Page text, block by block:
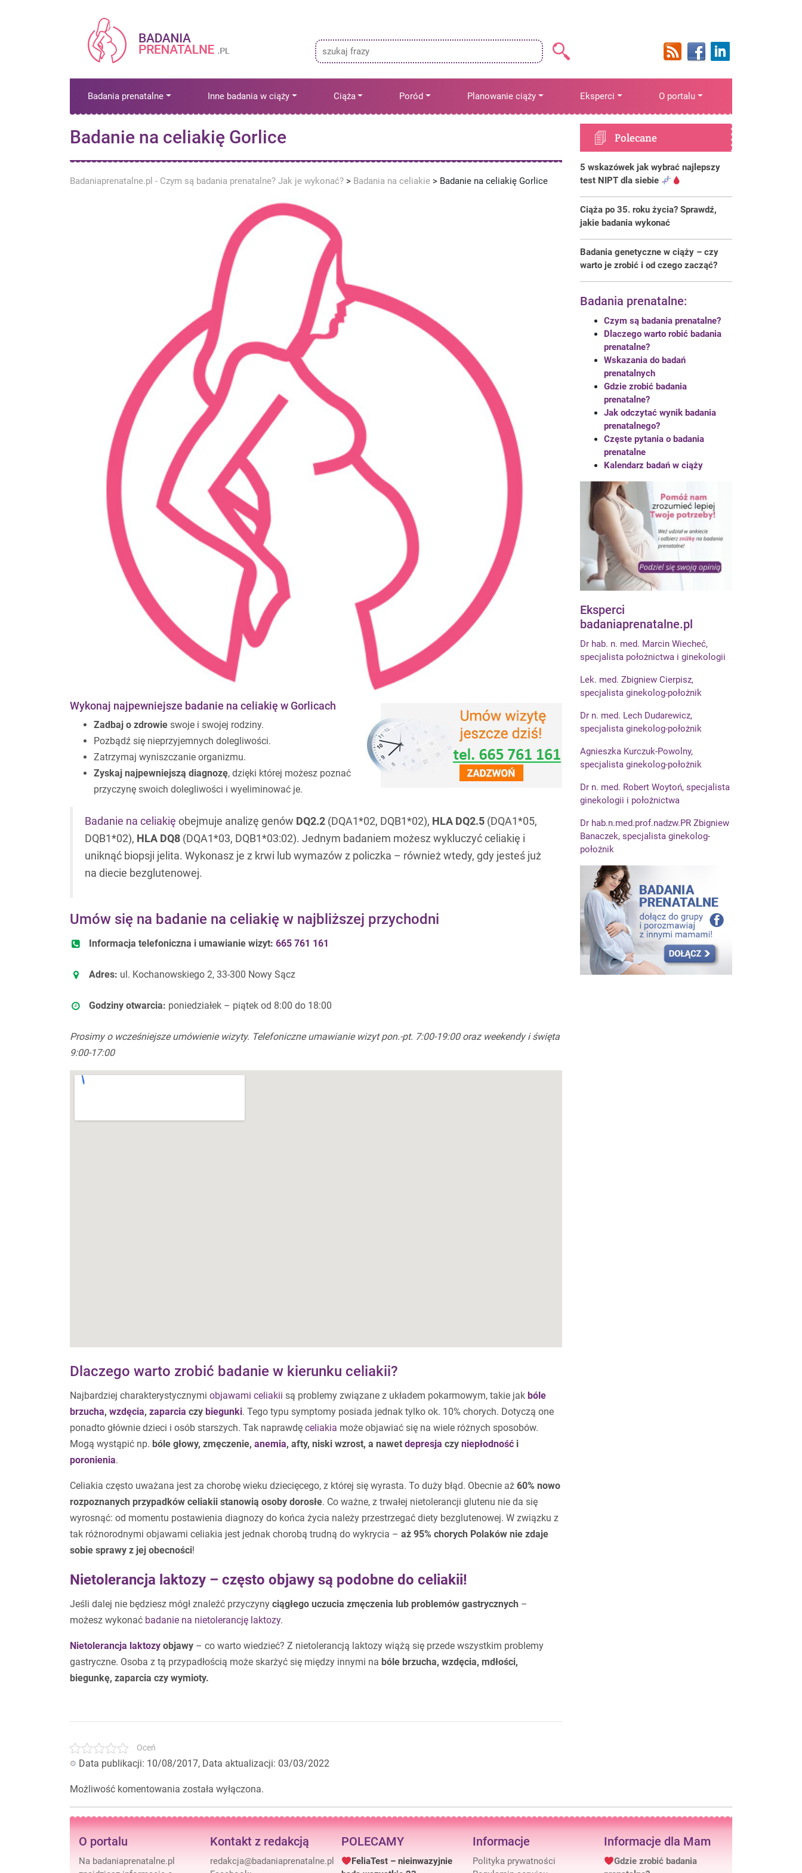
Badania prenatalne Inne badania w ciąży Ciąża Poród Planowanie ciąży Eksperci O portalu
Badanie na celiakię Gorlice
Badaniaprenatalne.pl - Czym są badania prenatalne? Jak je wykonać? > Badania na celiakie > Badanie na celiakię Gorlice
Wykonaj najpewniejsze badanie na celiakię w Gorlicach
Zadbaj o zdrowie swoje i swojej rodziny.
Pozbądź się nieprzyjemnych dolegliwości.
Zatrzymaj wyniszczanie organizmu.
Zyskaj najpewniejszą diagnozę, dzięki której możesz poznać
przyczynę swoich dolegliwości i wyeliminować je.
Badanie na celiakię obejmuje analizę genów DQ2.2 (DQA1*02, DQB1*02), HLA DQ2.5 (DQA1*05,
DQB1*02), HLA DQ8 (DQA1*03, DQB1*03:02). Jednym badaniem możesz wykluczyć celiakię i
uniknąć biopsji jelita. Wykonasz je z krwi lub wymazów z policzka – również wtedy, gdy jesteś już
na diecie bezglutenowej.
Umów się na badanie na celiakię w najbliższej przychodni
Informacja telefoniczna i umawianie wizyt: 665 761 161
Adres: ul. Kochanowskiego 2, 33-300 Nowy Sącz
Godziny otwarcia: poniedziałek – piątek od 8:00 do 18:00
Prosimy o wcześniejsze umówienie wizyty. Telefoniczne umawianie wizyt pon.-pt. 7:00-19:00 oraz weekendy i święta
9:00-17:00
Dlaczego warto zrobić badanie w kierunku celiakii?
Najbardziej charakterystycznymi objawami celiakii są problemy związane z układem pokarmowym, takie jak bóle
brzucha, wzdęcia, zaparcia czy biegunki. Tego typu symptomy posiada jednak tylko ok. 10% chorych. Dotyczą one
ponadto głównie dzieci i osób starszych. Tak naprawdę celiakia może objawiać się na wiele różnych sposobów.
Mogą wystąpić np. bóle głowy, zmęczenie, anemia, afty, niski wzrost, a nawet depresja czy niepłodność i
poronienia.
Celiakia często uważana jest za chorobę wieku dziecięcego, z której się wyrasta. To duży błąd. Obecnie aż 60% nowo
rozpoznanych przypadków celiakii stanowią osoby dorosłe. Co ważne, z trwałej nietolerancji glutenu nie da się
wyrosnąć: od momentu postawienia diagnozy do końca życia należy przestrzegać diety bezglutenowej. W związku z
tak różnorodnymi objawami celiakia jest jednak chorobą trudną do wykrycia – aż 95% chorych Polaków nie zdaje
sobie sprawy z jej obecności!
Nietolerancja laktozy – często objawy są podobne do celiakii!
Jeśli dalej nie będziesz mógł znaleźć przyczyny ciągłego uczucia zmęczenia lub problemów gastrycznych –
możesz wykonać badanie na nietolerancję laktozy.
Nietolerancja laktozy objawy – co warto wiedzieć? Z nietolerancją laktozy wiążą się przede wszystkim problemy
gastryczne. Osoba z tą przypadłością może skarżyć się między innymi na bóle brzucha, wzdęcia, mdłości,
biegunkę, zaparcia czy wymioty.
Oceń
Data publikacji: 10/08/2017, Data aktualizacji: 03/03/2022
Możliwość komentowania została wyłączona.
Polecane
5 wskazówek jak wybrać najlepszy
test NIPT dla siebie
Ciąża po 35. roku życia? Sprawdź,
jakie badania wykonać
Badania genetyczne w ciąży – czy
warto je zrobić i od czego zacząć?
Badania prenatalne:
Czym są badania prenatalne?
Dlaczego warto robić badania
prenatalne?
Wskazania do badań
prenatalnych
Gdzie zrobić badania
prenatalne?
Jak odczytać wynik badania
prenatalnego?
Częste pytania o badania
prenatalne
Kalendarz badań w ciąży
Eksperci
badaniaprenatalne.pl
Dr hab. n. med. Marcin Wiecheć,
specjalista położnictwa i ginekologii
Lek. med. Zbigniew Cierpisz,
specjalista ginekolog-położnik
Dr n. med. Lech Dudarewicz,
specjalista ginekolog-położnik
Agnieszka Kurczuk-Powolny,
specjalista ginekolog-położnik
Dr n. med. Robert Woytoń, specjalista
ginekologii i położnictwa
Dr hab.n.med.prof.nadzw.PR Zbigniew
Banaczek, specjalista ginekolog-
położnik
O portalu
Na badaniaprenatalne.pl
Kontakt z redakcją POLECAMY
FeliaTest – nieinwazyjnie
Informacje
Polityka prywatności
Informacje dla Mam
Gdzie zrobić badania